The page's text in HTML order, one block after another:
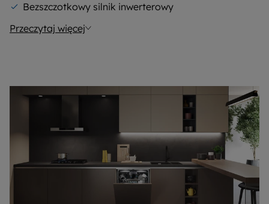
Bezszczotkowy silnik inwerterowy
Przeczytaj więcej